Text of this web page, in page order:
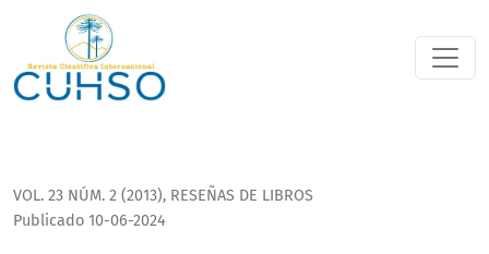
Traductología y diálogo intercultural
VOL. 23 NÚM. 2 (2013), RESEÑAS DE LIBROS
Publicado 10-06-2024